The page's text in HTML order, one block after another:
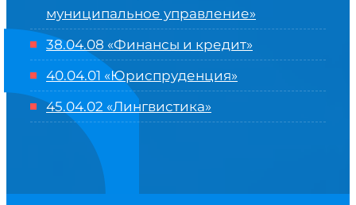
муниципальное управление»
38.04.08 «Финансы и кредит»
40.04.01 «Юриспруденция»
45.04.02 «Лингвистика»